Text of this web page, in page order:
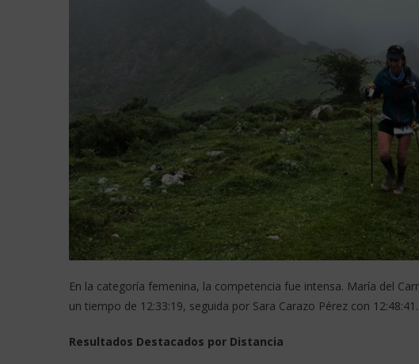
En la categoría femenina, la competencia fue intensa. María del
un tiempo de 12:33:19, seguida por Sara Carazo Pérez con
Resultados Destacados por Distancia